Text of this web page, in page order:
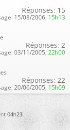
Réponses: 15
15/08/2006, 15h13
Réponses: 2
03/11/2005, 22h00
Réponses: 22
20/06/2005, 15h09
04h23.